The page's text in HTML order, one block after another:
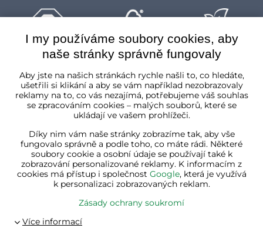
I my používáme soubory cookies, aby
naše stránky správně fungovaly
Aby jste na našich stránkách rychle našli to, co hledáte,
ušetřili si klikání a aby se vám například nezobrazovaly
reklamy na to, co vás nezajímá, potřebujeme váš souhlas
se zpracováním cookies – malých souborů, které se
ukládají ve vašem prohlížeči.
Díky nim vám naše stránky zobrazíme tak, aby vše
fungovalo správně a podle toho, co máte rádi. Některé
soubory cookie a osobní údaje se používají také k
zobrazování personalizované reklamy. K informacím z
cookies má přístup i společnost Google, která je využívá
k personalizaci zobrazovaných reklam.
Zásady ochrany soukromí